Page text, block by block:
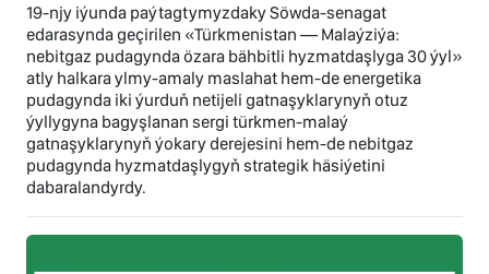
19-njy iýunda paýtagtymyzdaky Söwda-senagat
edarasynda geçirilen «Türkmenistan — Malaýziýa:
nebitgaz pudagynda özara bähbitli hyzmatdaşlyga 30 ýyl»
atly halkara ylmy-amaly maslahat hem-de energetika
pudagynda iki ýurduň netijeli gatnaşyklarynyň otuz
ýyllygyna bagyşlanan sergi türkmen-malaý
gatnaşyklarynyň ýokary derejesini hem-de nebitgaz
pudagynda hyzmatdaşlygyň strategik häsiýetini
dabaralandyrdy.